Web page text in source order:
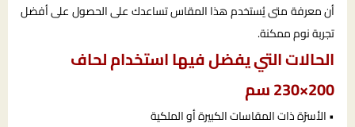
أن معرفة متى يُستخدم هذا المقاس تساعدك على الحصول على أفضل
تجربة نوم ممكنة.
الحالات التي يفضل فيها استخدام لحاف
200×230 سم
• الأسرّة ذات المقاسات الكبيرة أو الملكية